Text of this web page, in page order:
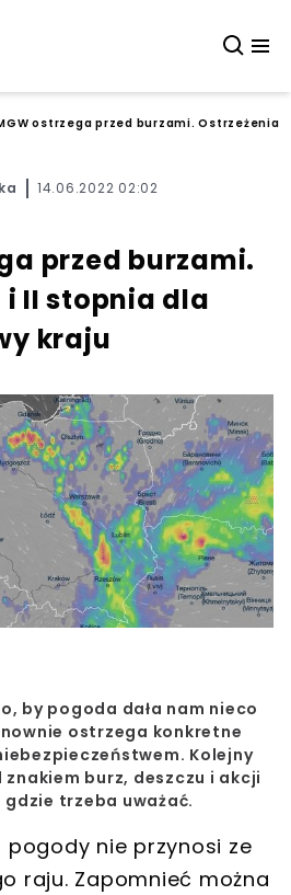
ostrzega przed burzami. Ostrzeżenia
14.06.2022 02:02
przed burzami.
i II stopnia dla
kraju
by pogoda dała nam nieco
ostrzega konkretne
Kolejny
znakiem burz, deszczu i akcji
trzeba uważać.
pogody nie przynosi ze
raju. Zapomnieć można